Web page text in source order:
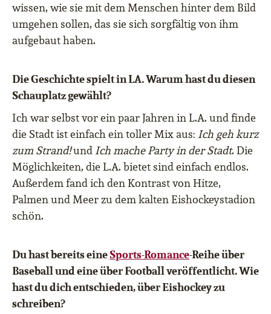
wissen, wie sie mit dem Menschen hinter dem Bild
umgehen sollen, das sie sich sorgfältig von ihm
aufgebaut haben.
Die Geschichte spielt in LA. Warum hast du diesen
Schauplatz gewählt?
Ich war selbst vor ein paar Jahren in L.A. und finde
die Stadt ist einfach ein toller Mix aus: Ich geh kurz
zum Strand!und Ich mache Party in der Stadt. Die
Möglichkeiten, die L.A. bietet sind einfach endlos.
Außerdem fand ich den Kontrast von Hitze,
Palmen und Meer zu dem kalten Eishockeystadion
schön.
Du hast bereits eineSports-Romance-Reihe über
Baseball und eine über Football veröffentlicht. Wie
hast du dich entschieden, über Eishockey zu
schreiben?